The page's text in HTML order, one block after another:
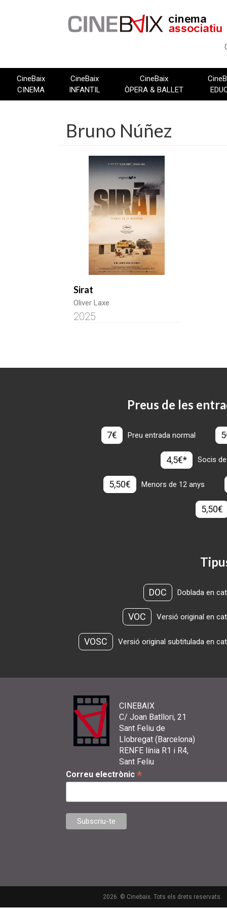
CineBaix
CINEMA
CineBaix
INFANTIL
CineBaix
ÒPERA & BALLET
Bruno Núñez
Sirat
Oliver Laxe
2025
Preus de les
7€ Preu entrada normal
4,5€* Socis
5,50€ Menors de 12 anys
5,50€
DOC Doblada en
VOC Versió original en
VOSC Versió original subtitulada en
CINEBAIX
C/ Joan Batllori, 21
Sant Feliu de
Llobregat (Barcelona)
RENFE línia R1 i R4,
Sant Feliu
Correu electrònic *
2026. © Cinebaix. Tots els drets reservats.